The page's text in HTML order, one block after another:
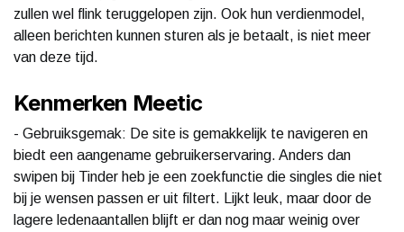
zullen wel flink teruggelopen zijn. Ook hun verdienmodel,
alleen berichten kunnen sturen als je betaalt, is niet meer
van deze tijd.
Kenmerken Meetic
- Gebruiksgemak: De site is gemakkelijk te navigeren en
biedt een aangename gebruikerservaring. Anders dan
swipen bij Tinder heb je een zoekfunctie die singles die niet
bij je wensen passen er uit filtert. Lijkt leuk, maar door de
lagere ledenaantallen blijft er dan nog maar weinig over